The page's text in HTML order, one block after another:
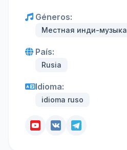
Géneros:
Местная инди-музыка
País:
Rusia
Idioma:
idioma ruso